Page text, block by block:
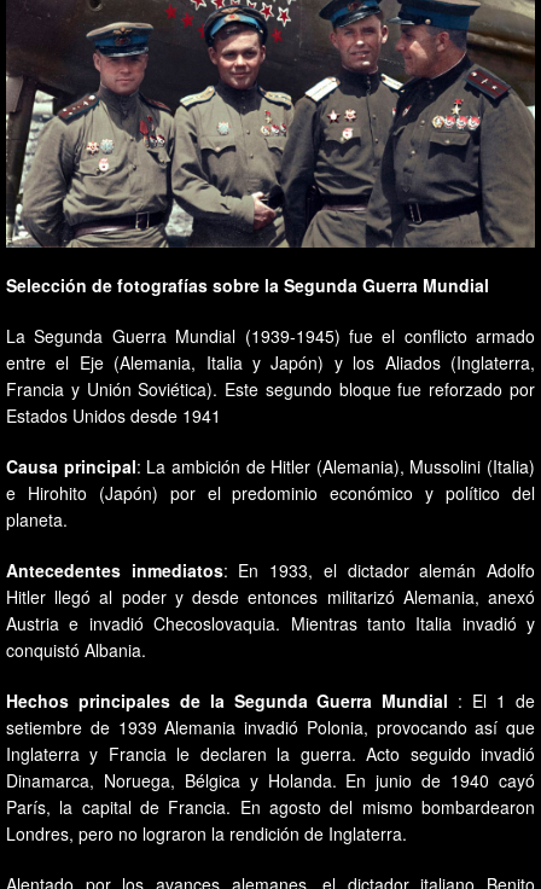
Selección de fotografías sobre la Segunda Guerra Mundial
La Segunda Guerra Mundial (1939-1945) fue el conflicto armado
entre el Eje (Alemania, Italia y Japón) y los Aliados (Inglaterra,
Francia y Unión Soviética). Este segundo bloque fue reforzado por
Estados Unidos desde 1941
Causa principal: La ambición de Hitler (Alemania), Mussolini (Italia)
e Hirohito (Japón) por el predominio económico y político del
planeta.
Antecedentes inmediatos: En 1933, el dictador alemán Adolfo
Hitler llegó al poder y desde entonces militarizó Alemania, anexó
Austria e invadió Checoslovaquia. Mientras tanto Italia invadió y
conquistó Albania.
Hechos principales de la Segunda Guerra Mundial : El 1 de
setiembre de 1939 Alemania invadió Polonia, provocando así que
Inglaterra y Francia le declaren la guerra. Acto seguido invadió
Dinamarca, Noruega, Bélgica y Holanda. En junio de 1940 cayó
París, la capital de Francia. En agosto del mismo bombardearon
Londres, pero no lograron la rendición de Inglaterra.
Alentado por los avances alemanes, el dictador italiano Benito